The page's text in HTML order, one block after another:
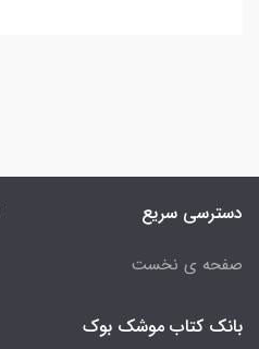
دسترسی سریع
صفحه ی نخست
بانک کتاب موشک بوک